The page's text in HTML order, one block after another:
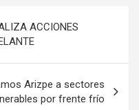
ACCIONES
Arizpe a sectores
por frente frío